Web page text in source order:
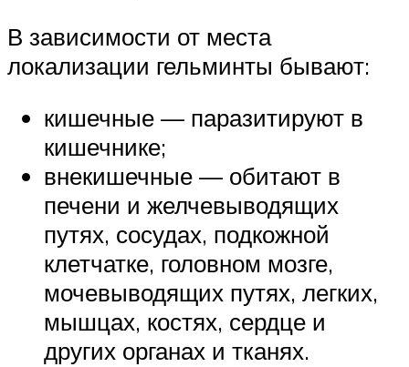
В зависимости от места
локализации гельминты бывают:
кишечные — паразитируют в
кишечнике;
внекишечные — обитают в
печени и желчевыводящих
путях, сосудах, подкожной
клетчатке, головном мозге,
мочевыводящих путях, легких,
мышцах, костях, сердце и
других органах и тканях.